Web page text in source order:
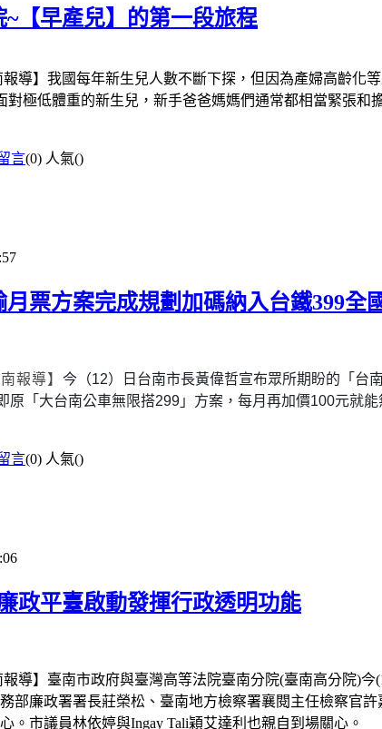
【早產兒】的第一段旅程
報導】我國每年新生兒人數不斷下探，但因為產婦高齡化
對極低體重的新生兒，新手爸爸媽媽們通常都相當緊張和
言(0) 人氣()
月票方案完成規劃加碼納入台鐵399全
報導】 今（12）日台南市長黃偉哲宣布眾所期盼的「台
原「大台南公車無限搭299 」方案，每月再加價100元就
言(0) 人氣()
政平臺啟動發揮行政透明功能
報導】臺南市政府與臺灣高等法院臺南分院(臺南高分院)
部廉政署署長莊榮松、臺南地方檢察署襄閱主任檢察官
。市議員林依婷與Ingay Tali穎艾達利也親自到場關心。